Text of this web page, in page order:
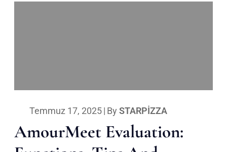
Temmuz 17, 2025| By STARPIZZA
AmourMeet Evaluation: